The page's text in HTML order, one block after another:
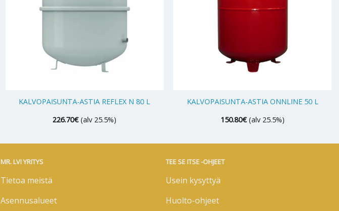
KALVOPAISUNTA-ASTIA REFLEX N 80 L
226.70€ (alv 25.5%)
KALVOPAISUNTA-ASTIA ONNLINE 50 L
150.80€ (alv 25.5%)
MR. LVI YRITYS
Tietoa meistä
Asennusalueet
TEE SE ITSE -OHJEET
Usein kysyttyä
Huolto-ohjeet